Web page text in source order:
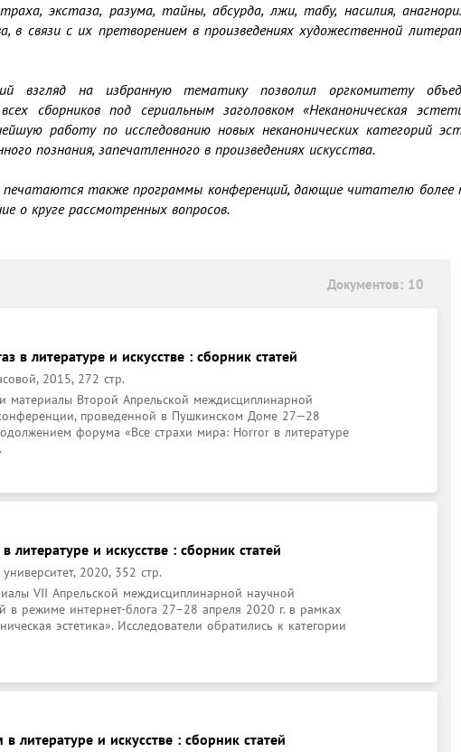
экстаза, разума, тайны, абсурда, лжи, табу, насилия,
в связи с их претворением в произведениях художественной
взгляд на избранную тематику позволил оргкомитету
сборников под сериальным заголовком «Неканоническая
работу по исследованию новых неканонических категорий
познания, запечатленного в произведениях искусства.
печатаются также программы конференций, дающие читателю более
Документов: 10
в литературе и искусстве : сборник статей
2015, 272 стр.
материалы Второй Апрельской междисциплинарной
проведенной в Пушкинском Доме 27—28
форума «Все страхи мира: Horror в литературе
литературе и искусстве : сборник статей
2020, 352 стр.
VII Апрельской междисциплинарной научной
в режиме интернет-блога 27–28 апреля 2020 г. в рамках
эстетика». Исследователи обратились к категории
литературе и искусстве : сборник статей